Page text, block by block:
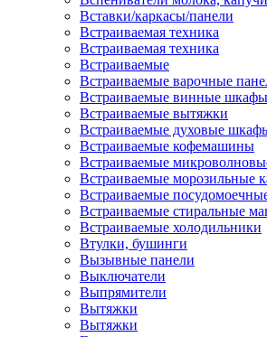
Вставки/каркасы/панели
Встраиваемая техника
Встраиваемая техника
Встраиваемые
Встраиваемые варочные
Встраиваемые винные шкафы
Встраиваемые вытяжки
Встраиваемые духовые
Встраиваемые кофемашины
Встраиваемые
Встраиваемые морозильные
Встраиваемые
Встраиваемые стиральные
Встраиваемые холодильники
Втулки, бушинги
Вызывные панели
Выключатели
Выпрямители
Вытяжки
Вытяжки